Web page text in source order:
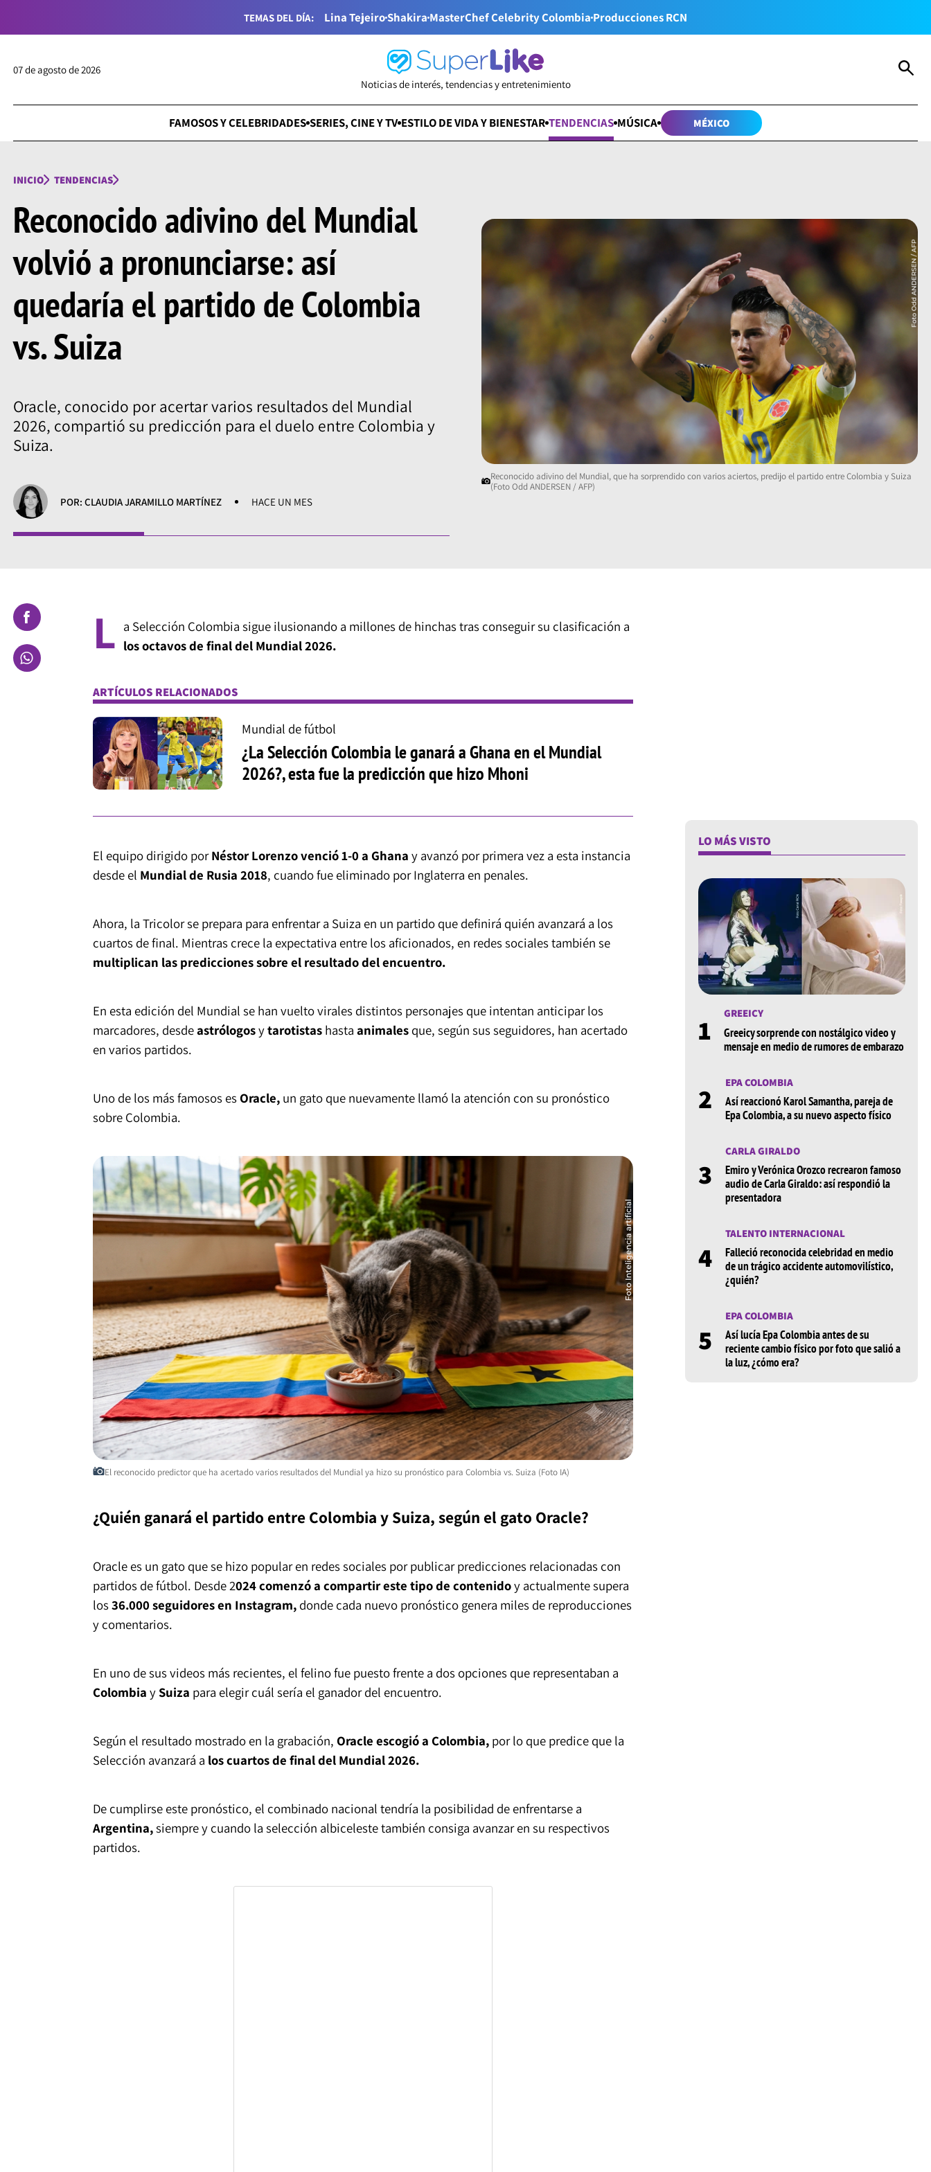
TEMAS DEL DÍA: Lina TejeiroShakiraMasterChef Celebrity ColombiaProducciones RCN
07 de agosto de 2026
Noticias de interés, tendencias y entretenimiento
FAMOSOS Y CELEBRIDADES SERIES, CINE Y TV ESTILO DE VIDA Y BIENESTAR TENDENCIAS MÚSICA MÉXICO
INICIO TENDENCIAS
Reconocido adivino del Mundial
volvió a pronunciarse: así
quedaría el partido de Colombia
vs. Suiza
Oracle, conocido por acertar varios resultados del Mundial
2026, compartió su predicción para el duelo entre Colombia y
Suiza.
POR: CLAUDIA JARAMILLO MARTÍNEZ HACE UN MES
Reconocido adivino del Mundial, que ha sorprendido con varios aciertos, predijo el partido entre Colombia y Suiza
(Foto Odd ANDERSEN / AFP)
L a Selección Colombia sigue ilusionando a millones de hinchas tras conseguir su clasificación a
los octavos de final del Mundial 2026.
ARTÍCULOS RELACIONADOS
Mundial de fútbol
¿La Selección Colombia le ganará a Ghana en el Mundial
2026?, esta fue la predicción que hizo Mhoni
El equipo dirigido porNéstor Lorenzovenció 1-0 a Ghana y avanzó por primera vez a esta instancia
desde el Mundial de Rusia 2018, cuando fue eliminado por Inglaterra en penales.
Ahora, la Tricolor se prepara para enfrentar a Suiza en un partido que definirá quién avanzará a los
cuartos de final. Mientras crece la expectativa entre los aficionados, en redes sociales también se
multiplican las predicciones sobre el resultado del encuentro.
En esta edición del Mundial se han vuelto virales distintos personajes que intentan anticipar los
marcadores, desdeastrólogosytarotistashasta animalesque, según sus seguidores, han acertado
en varios partidos.
Uno de los más famosos es Oracle,un gato que nuevamente llamó la atención con su pronóstico
sobre Colombia.
El reconocido predictor que ha acertado varios resultados del Mundial ya hizo su pronóstico para Colombia vs. Suiza (Foto IA)
¿Quién ganará el partido entre Colombia y Suiza, según el gato Oracle?
Oracle es un gato que se hizo popular en redes sociales por publicar predicciones relacionadas con
partidos de fútbol. Desde 2024 comenzó a compartir este tipo de contenidoy actualmente supera
los36.000 seguidores en Instagram,donde cada nuevo pronóstico genera miles de reproducciones
y comentarios.
En uno de sus videos más recientes, el felino fue puesto frente a dos opciones que representaban a
Colombia ySuiza para elegir cuál sería el ganador del encuentro.
Según el resultado mostrado en la grabación, Oracle escogió a Colombia,por lo que predice que la
Selección avanzará a los cuartos de final del Mundial 2026.
De cumplirse este pronóstico, el combinado nacional tendría la posibilidad de enfrentarse a
Argentina,siempre y cuando la selección albiceleste también consiga avanzar en su respectivos
partidos.
LO MÁS VISTO
1
GREEICY
Greeicy sorprende con nostálgico video y
mensaje en medio de rumores de embarazo
2
EPA COLOMBIA
Así reaccionó Karol Samantha, pareja de
Epa Colombia, a su nuevo aspecto físico
3
CARLA GIRALDO
Emiro y Verónica Orozco recrearon famoso
audio de Carla Giraldo: así respondió la
presentadora
4
TALENTO INTERNACIONAL
Falleció reconocida celebridad en medio
de un trágico accidente automovilístico,
¿quién?
5
EPA COLOMBIA
Así lucía Epa Colombia antes de su
reciente cambio físico por foto que salió a
la luz, ¿cómo era?